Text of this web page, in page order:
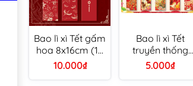
Bao lì xì Tết gấm
hoa 8x16cm (10
cái/ túi/ 5 mẫu)
10.000₫
Bao lì xì Tết
truyền thống
8x16cm C150 (túi
5.000₫